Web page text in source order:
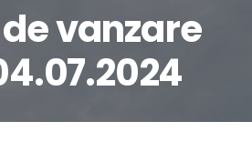
de vanzare